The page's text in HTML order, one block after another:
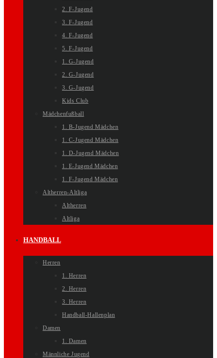
2. F-Jugend
3. F-Jugend
4. F-Jugend
5. F-Jugend
1. G-Jugend
2. G-Jugend
3. G-Jugend
Kids Club
Mädchenfußball
1. B-Jugend Mädchen
1. C-Jugend Mädchen
1. D-Jugend Mädchen
1. E-Jugend Mädchen
1. F-Jugend Mädchen
Altherren-Altliga
Altherren
Altliga
HANDBALL
Herren
1. Herren
2. Herren
3. Herren
Handball-Hallenplan
Damen
1. Damen
Männliche Jugend